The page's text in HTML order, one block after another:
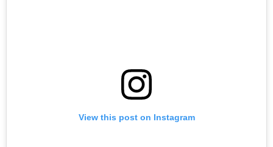
View this post on Instagram